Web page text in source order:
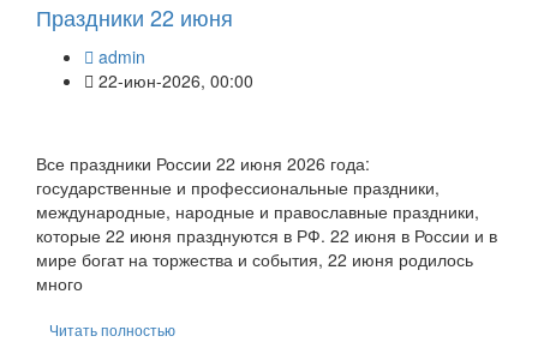
Праздники 22 июня
admin
22-июн-2026, 00:00
Все праздники России 22 июня 2026 года:
государственные и профессиональные праздники,
международные, народные и православные праздники,
которые 22 июня празднуются в РФ. 22 июня в России и в
мире богат на торжества и события, 22 июня родилось
много
Читать полностью